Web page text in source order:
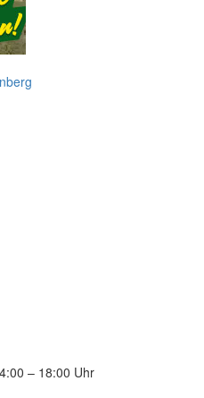
– 18:00 Uhr